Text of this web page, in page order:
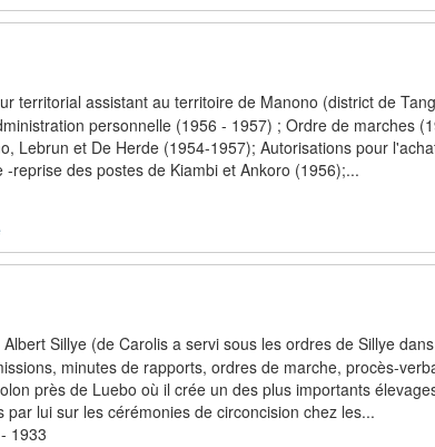
territorial assistant au territoire de Manono (district de
personnelle (1956 - 1957) ; Ordre de marches
Lebrun et De Herde (1954-1957); Autorisations pour
reprise des postes de Kiambi et Ankoro (1956);...
Sillye (de Carolis a servi sous les ordres de Sillye
minutes de rapports, ordres de marche, procès-
près de Luebo où il crée un des plus importants
lui sur les cérémonies de circoncision chez les...
1933